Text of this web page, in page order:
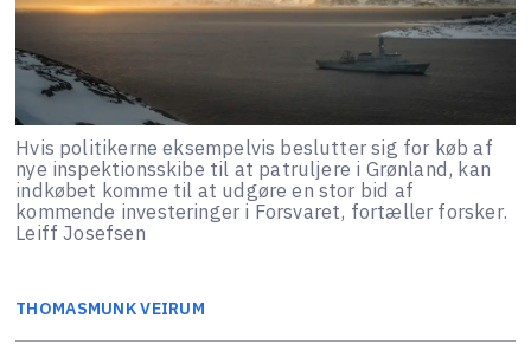
Hvis politikerne eksempelvis beslutter sig for køb af
nye inspektionsskibe til at patruljere i Grønland, kan
indkøbet komme til at udgøre en stor bid af
kommende investeringer i Forsvaret, fortæller forsker.
Leiff Josefsen
THOMASMUNK VEIRUM